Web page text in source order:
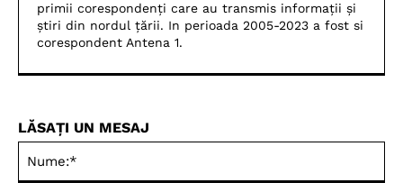
primii corespondenți care au transmis informații și
știri din nordul țării. In perioada 2005-2023 a fost si
corespondent Antena 1.
LĂSAȚI UN MESAJ